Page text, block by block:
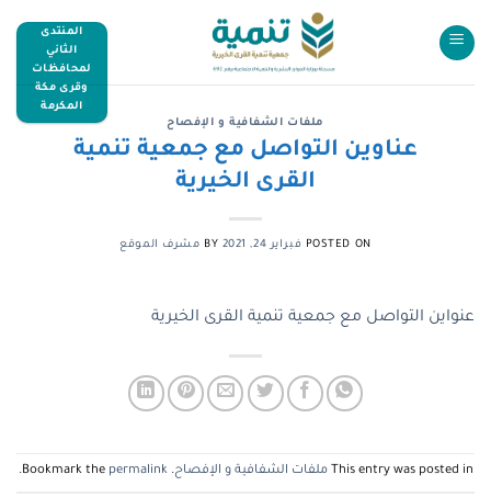
المنتدى
الثاني
لمحافظات
وقرى مكة
المكرمة
ملفات الشفافية و الإفصاح
عناوين التواصل مع جمعية تنمية
القرى الخيرية
POSTED ON فبراير 24, 2021 مشرف الموقع
عنواين التواصل مع جمعية تنمية القرى الخيرية
This entry was posted in ملفات الشفافية و الإفصاح. Bookmark the
permalink
.